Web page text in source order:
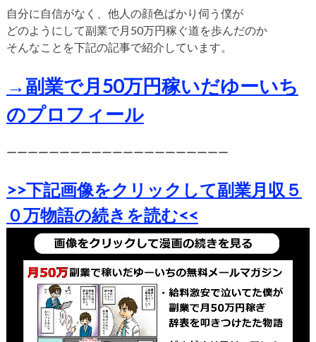
自分に自信がなく、他人の顔色ばかり伺う僕が
どのようにして副業で月50万円稼ぐ道を歩んだのか
そんなことを下記の記事で紹介しています。
→副業で月50万円稼いだゆーいち
のプロフィール
ーーーーーーーーーーーーーーーーーーーーー
>>下記画像をクリックして副業月収５
０万物語の続きを読む<<